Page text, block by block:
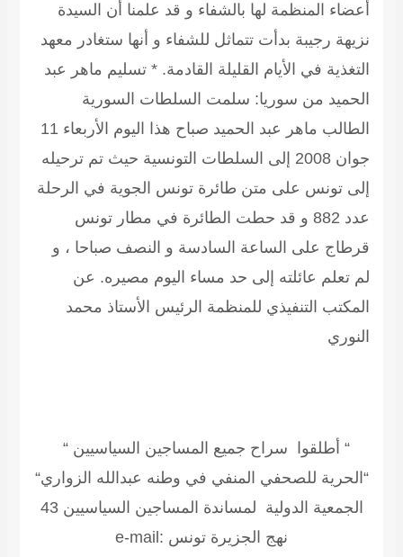
أعضاء المنظمة لها بالشفاء و قد علمنا أن السيدة
نزيهة رجيبة بدأت تتماثل للشفاء و أنها ستغادر معهد
التغذية في الأيام القليلة القادمة. * تسليم ماهر عبد
الحميد من سوريا: سلمت السلطات السورية
الطالب ماهر عبد الحميد صباح هذا اليوم الأربعاء 11
جوان 2008 إلى السلطات التونسية حيث تم ترحيله
إلى تونس على متن طائرة تونس الجوية في الرحلة
عدد 882 و قد حطت الطائرة في مطار تونس
قرطاج على الساعة السادسة و النصف صباحا ، و
لم تعلم عائلته إلى حد مساء اليوم مصيره. عن
المكتب التنفيذي للمنظمة الرئيس الأستاذ محمد
النوري
“ أطلقوا سراح جميع المساجين السياسيين “
“الحرية للصحفي المنفي في وطنه عبدالله الزواري“
الجمعية الدولية لمساندة المساجين السياسيين 43
نهج الجزيرة تونس e-mail: